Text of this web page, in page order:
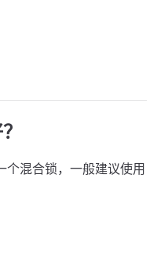
混合锁，一般建议使用